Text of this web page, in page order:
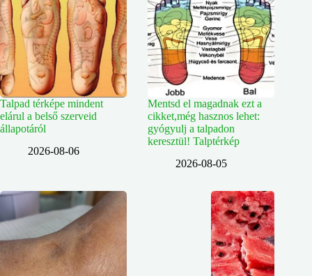
Talpad térképe mindent
elárul a belső szerveid
állapotáról
2026-08-06
Mentsd el magadnak ezt a
cikket,még hasznos lehet:
gyógyulj a talpadon
keresztül! Talptérkép
2026-08-05